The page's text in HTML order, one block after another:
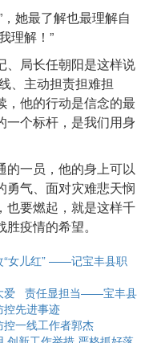
她最了解也最理解自
理解！”
、局长任朝阳是这样说
、主动担责担难担
，他的行动是信念的最
一个标杆，是我们用身
的一员，他的身上可以
勇气、面对灾难悲天悯
也要燃起，就是这样千
疫情的希望。
“女儿红” ——记宝丰县职
爱 责任显担当——宝丰县
控先进事迹
一线工作者郭杰